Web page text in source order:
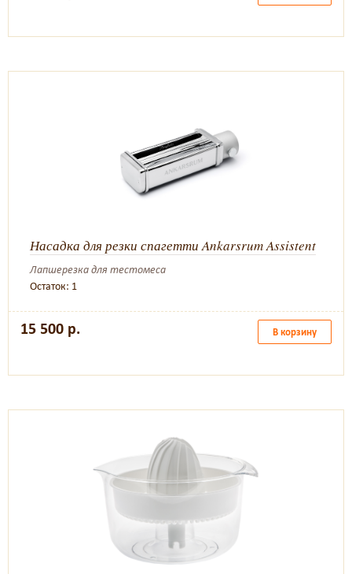
Насадка для резки спагетти Ankarsrum Assistent
Лапшерезка для тестомеса
Остаток: 1
15 500 р. В корзину